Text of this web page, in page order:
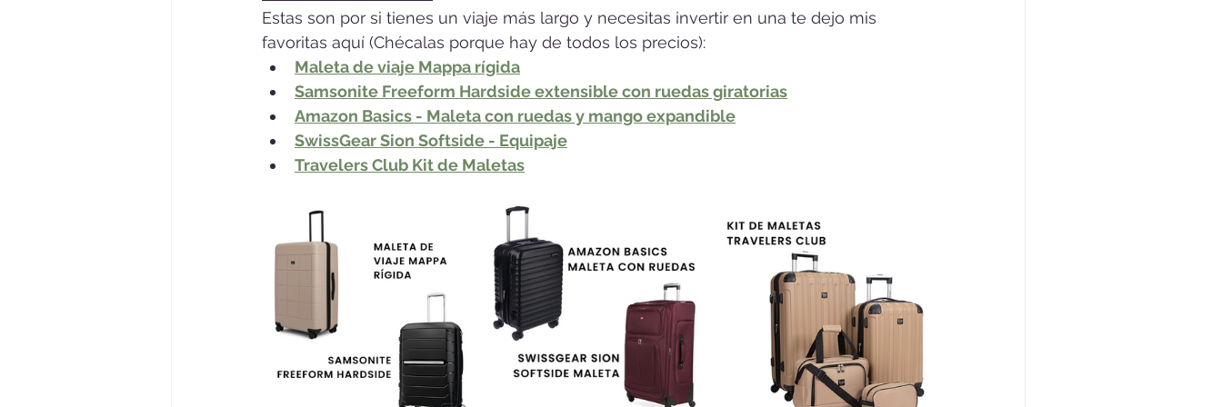
Estas son por si tienes un viaje más largo y necesitas invertir en una te dejo mis
favoritas aquí (Chécalas porque hay de todos los precios):
Maleta de viaje Mappa rígida
Samsonite Freeform Hardside extensible con ruedas giratorias
Amazon Basics - Maleta con ruedas y mango expandible
SwissGear Sion Softside - Equipaje
Travelers Club Kit de Maletas